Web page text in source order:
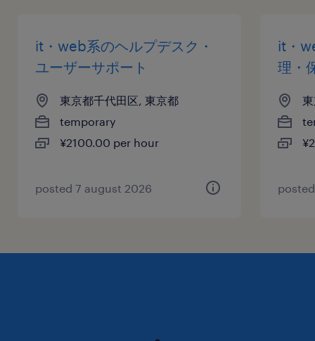
it・web系のヘルプデスク・
ユーザーサポート
東京都千代田区, 東京都
temporary
¥2100.00 per hour
posted 7 august 2026
it・
理・